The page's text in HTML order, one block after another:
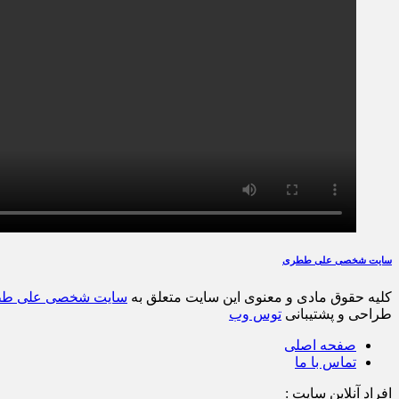
سایت شخصی علی ططری
کلیه حقوق مادی و معنوی این سایت متعلق به سایت شخصی علی
طراحی و پشتیبانی توس وب
صفحه اصلی
تماس با ما
افراد آنلاین سایت :